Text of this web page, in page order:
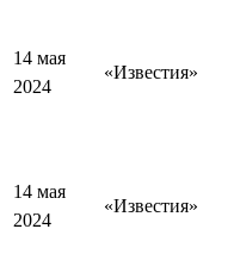
14 мая
2024
«Известия»
14 мая
2024
«Известия»